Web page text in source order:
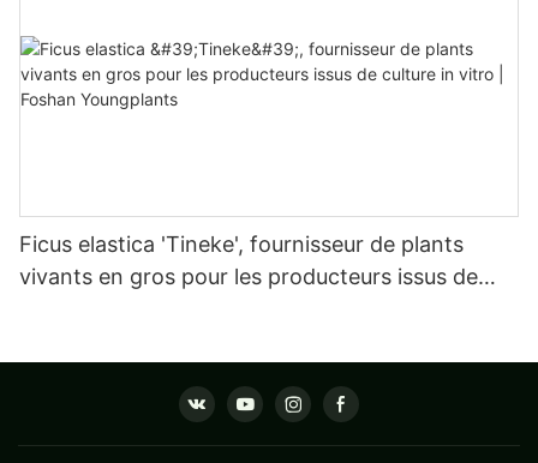
Ficus elastica 'Tineke', fournisseur de plants
vivants en gros pour les producteurs issus de